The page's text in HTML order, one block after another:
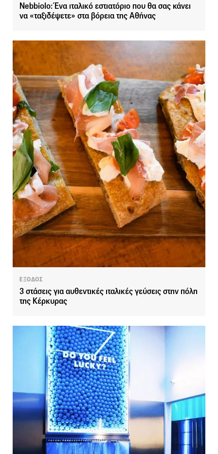
Nebbiolo: Ένα ιταλικό εστιατόριο που θα σας κάνει
να «ταξιδέψετε» στα βόρεια της Αθήνας
ΕΞΟΔΟΣ
3 στάσεις για αυθεντικές ιταλικές γεύσεις στην πόλη
της Κέρκυρας